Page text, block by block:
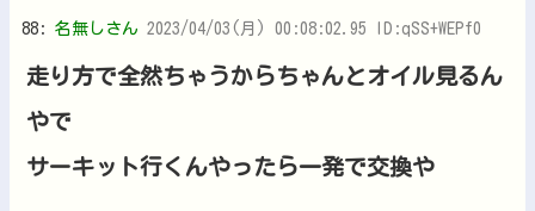
88: 名無しさん 2023/04/03(月) 00:08:02.95 ID:qSS+WEPf0
走り方で全然ちゃうからちゃんとオイル見るん
やで
サーキット行くんやったら一発で交換や